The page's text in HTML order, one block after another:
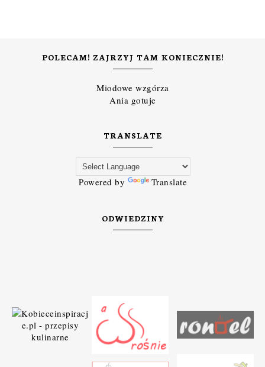
POLECAM! ZAJRZYJ TAM KONIECZNIE!
Miodowe wzgórza
Ania gotuje
TRANSLATE
Powered by Translate
ODWIEDZINY